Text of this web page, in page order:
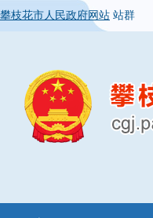
攀枝花市人民政府网站 站群